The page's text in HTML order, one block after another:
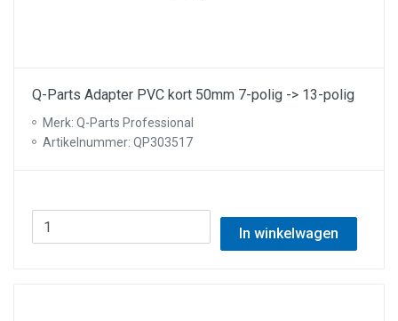
Q-Parts Adapter PVC kort 50mm 7-polig -> 13-polig
Merk: Q-Parts Professional
Artikelnummer: QP303517
In winkelwagen